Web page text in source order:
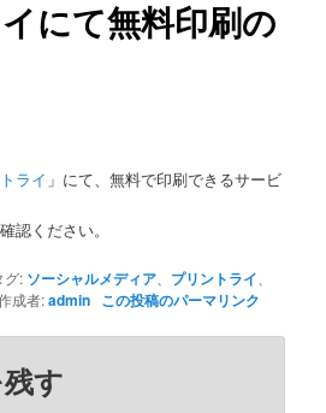
にて無料印刷の
ライ 」にて、無料で印刷できるサービ
認ください。
グ: ソーシャルメディア プリントライ
成者:admin この投稿のパーマリンク
す